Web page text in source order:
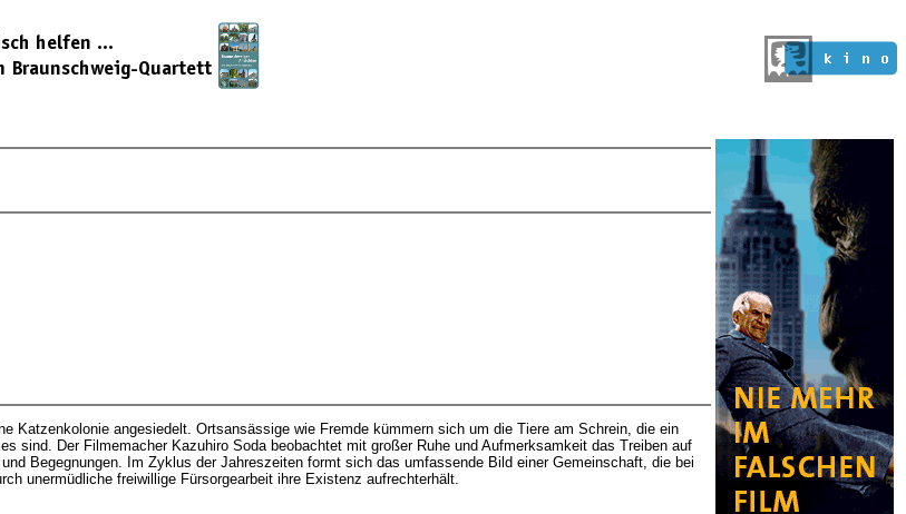
Katzenkolonie angesiedelt. Ortsansässige wie Fremde kümmern sich um die Tiere am Schrein, die ein
sind. Der Filmemacher Kazuhiro Soda beobachtet mit großer Ruhe und Aufmerksamkeit das Treiben auf
Begegnungen. Im Zyklus der Jahreszeiten formt sich das umfassende Bild einer Gemeinschaft, die bei
unermüdliche freiwillige Fürsorgearbeit ihre Existenz aufrechterhält.